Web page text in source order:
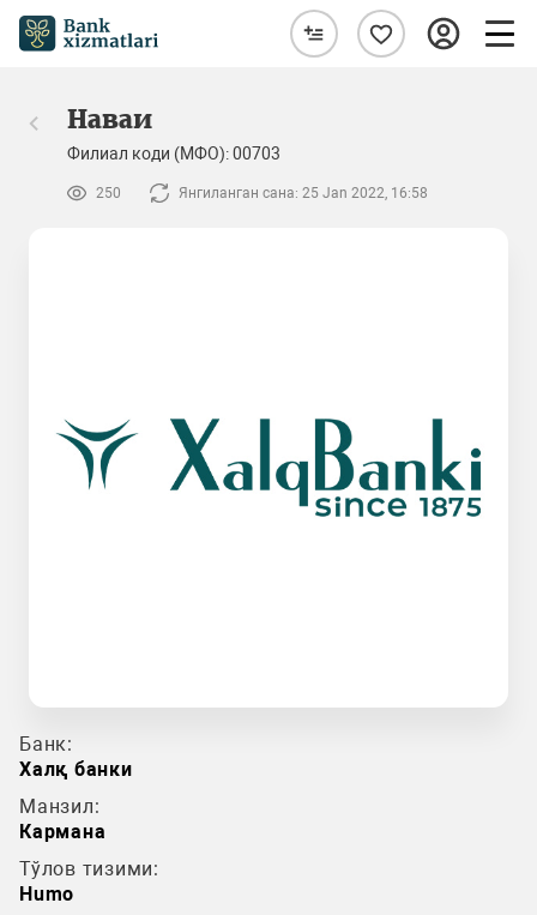
Наваи
Филиал коди (МФО): 00703
250 Янгиланган сана: 25 Jan 2022, 16:58
Банк:
Халқ банки
Манзил:
Кармана
Тўлов тизими:
Humo